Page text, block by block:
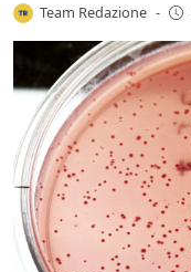
Team Redazione -